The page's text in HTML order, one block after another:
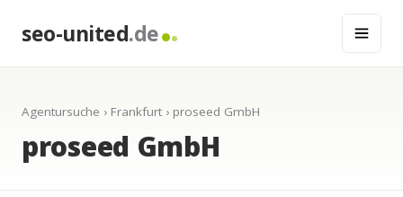
seo-united.de
Agentursuche › Frankfurt › proseed GmbH
proseed GmbH